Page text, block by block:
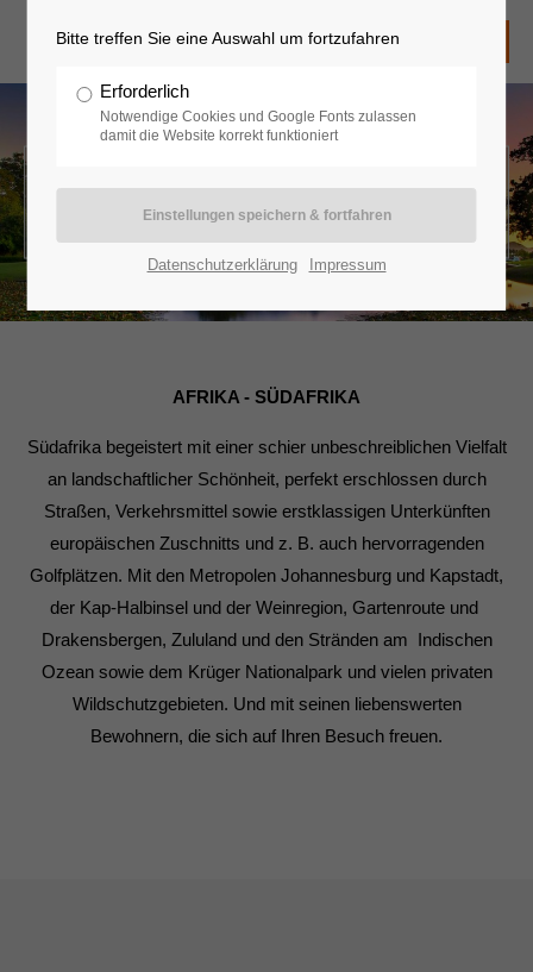
Afrika - Südafrika
AFRIKA - SÜDAFRIKA
Südafrika begeistert mit einer schier unbeschreiblichen Vielfalt
an landschaftlicher Schönheit, perfekt erschlossen durch
Straßen, Verkehrsmittel sowie erstklassigen Unterkünften
europäischen Zuschnitts und z. B. auch hervorragenden
Golfplätzen. Mit den Metropolen Johannesburg und Kapstadt,
der Kap-Halbinsel und der Weinregion, Gartenroute und
Drakensbergen, Zululand und den Stränden am Indischen
Ozean sowie dem Krüger Nationalpark und vielen privaten
Wildschutzgebieten. Und mit seinen liebenswerten
Bewohnern, die sich auf Ihren Besuch freuen.
Bitte treffen Sie eine Auswahl um fortzufahren
Erforderlich
Notwendige Cookies und Google Fonts zulassen
damit die Website korrekt funktioniert
Datenschutzerklärung Impressum